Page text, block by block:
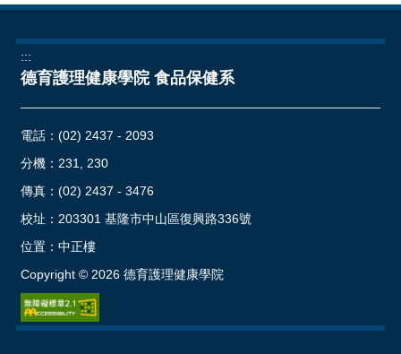
:::
德育護理健康學院 食品保健系
電話： (02) 2437 - 2093
分機：231, 230
傳真：(02) 2437 - 3476
校址： 203301 基隆市中山區復興路336號
位置： 中正樓
Copyright © 2026德育護理健康學院